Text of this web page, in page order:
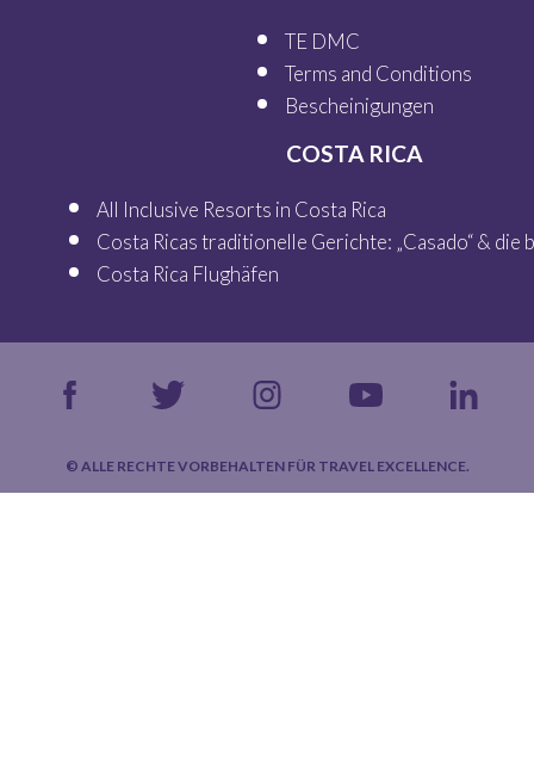
TE DMC
Terms and Conditions
Bescheinigungen
COSTA RICA
All Inclusive Resorts in Costa Rica
Costa Ricas traditionelle Gerichte: „Casado“ & die
Costa Rica Flughäfen
© ALLE RECHTE VORBEHALTEN FÜR TRAVEL EXCELLENCE.